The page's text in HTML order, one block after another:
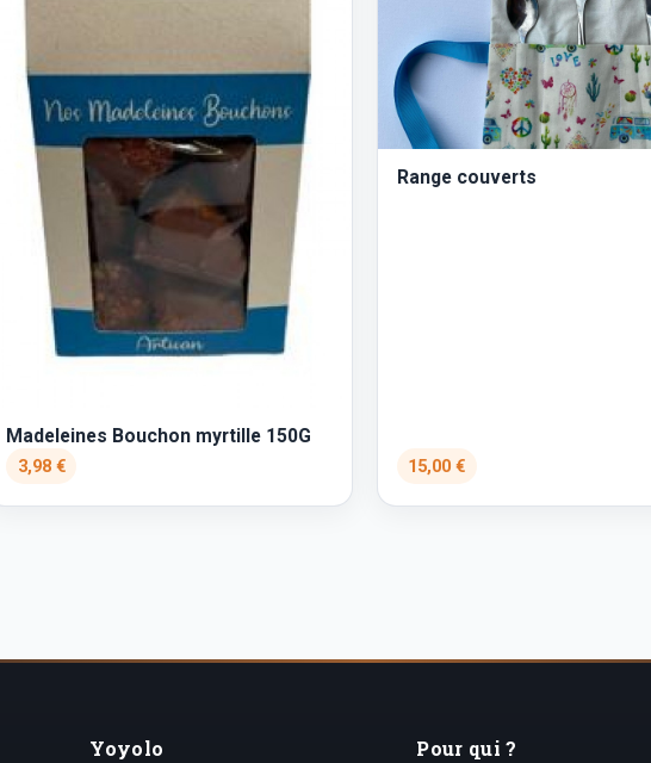
Madeleines Bouchon myrtille 150G
3,98 €
Range couverts
15,00 €
Yoyolo Pour qui ?